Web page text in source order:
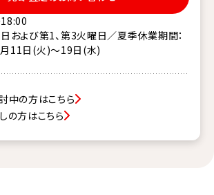
および第1、第3火曜日／夏季休業期間：
11日(火)～19日(水)
中の方はこちら
の方はこちら